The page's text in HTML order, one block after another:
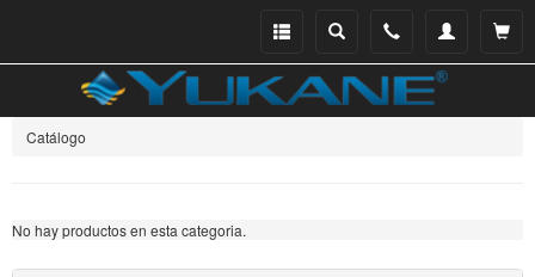
Ver
Mi
Teléfono
Buscar
Menu
Catálogo
No hay productos en esta categoria.